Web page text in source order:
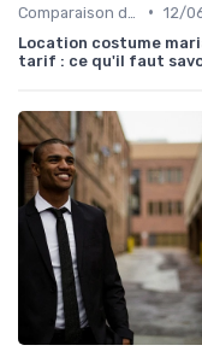
• 12/
Location costume
tarif : ce qu'il faut